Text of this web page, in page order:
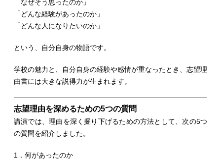
「なぜそう思ったのか」
「どんな経験があったのか」
「どんな人になりたいのか」
という、自分自身の物語です。
学校の魅力と、自分自身の経験や感情が重なったとき、志望理
由書には大きな説得力が生まれます。
志望理由を深めるための5つの質問
講演では、理由を深く掘り下げるための方法として、次の5つ
の質問を紹介しました。
1．何があったのか